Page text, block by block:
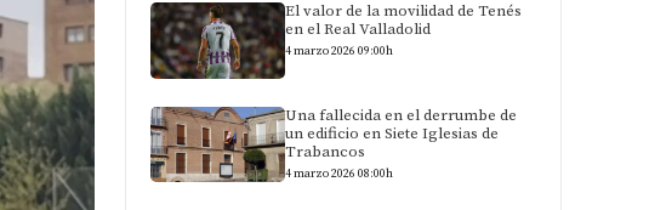
El valor de la movilidad de Tenés
en el Real Valladolid
4 marzo 2026 09:00h
Una fallecida en el derrumbe de
un edificio en Siete Iglesias de
Trabancos
4 marzo 2026 08:00h